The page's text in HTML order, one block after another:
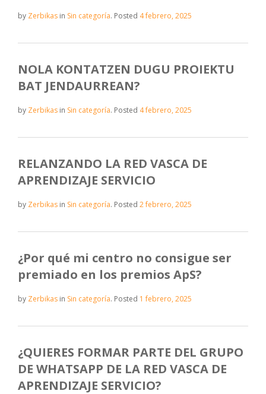
by Zerbikas in Sin categoría. Posted 4 febrero, 2025
NOLA KONTATZEN DUGU PROIEKTU
BAT JENDAURREAN?
by Zerbikas in Sin categoría. Posted 4 febrero, 2025
RELANZANDO LA RED VASCA DE
APRENDIZAJE SERVICIO
by Zerbikas in Sin categoría. Posted 2 febrero, 2025
¿Por qué mi centro no consigue ser
premiado en los premios ApS?
by Zerbikas in Sin categoría. Posted 1 febrero, 2025
¿QUIERES FORMAR PARTE DEL GRUPO
DE WHATSAPP DE LA RED VASCA DE
APRENDIZAJE SERVICIO?